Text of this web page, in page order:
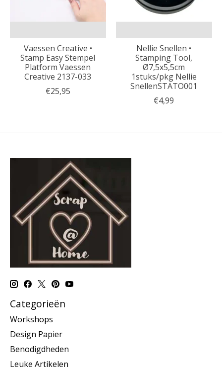
Vaessen Creative •
Stamp Easy Stempel
Platform Vaessen
Creative 2137-033
€25,95
Nellie Snellen •
Stamping Tool,
Ø7,5x5,5cm
1stuks/pkg Nellie
SnellenSTATO001
€4,99
Categorieën
Workshops
Design Papier
Benodigdheden
Leuke Artikelen